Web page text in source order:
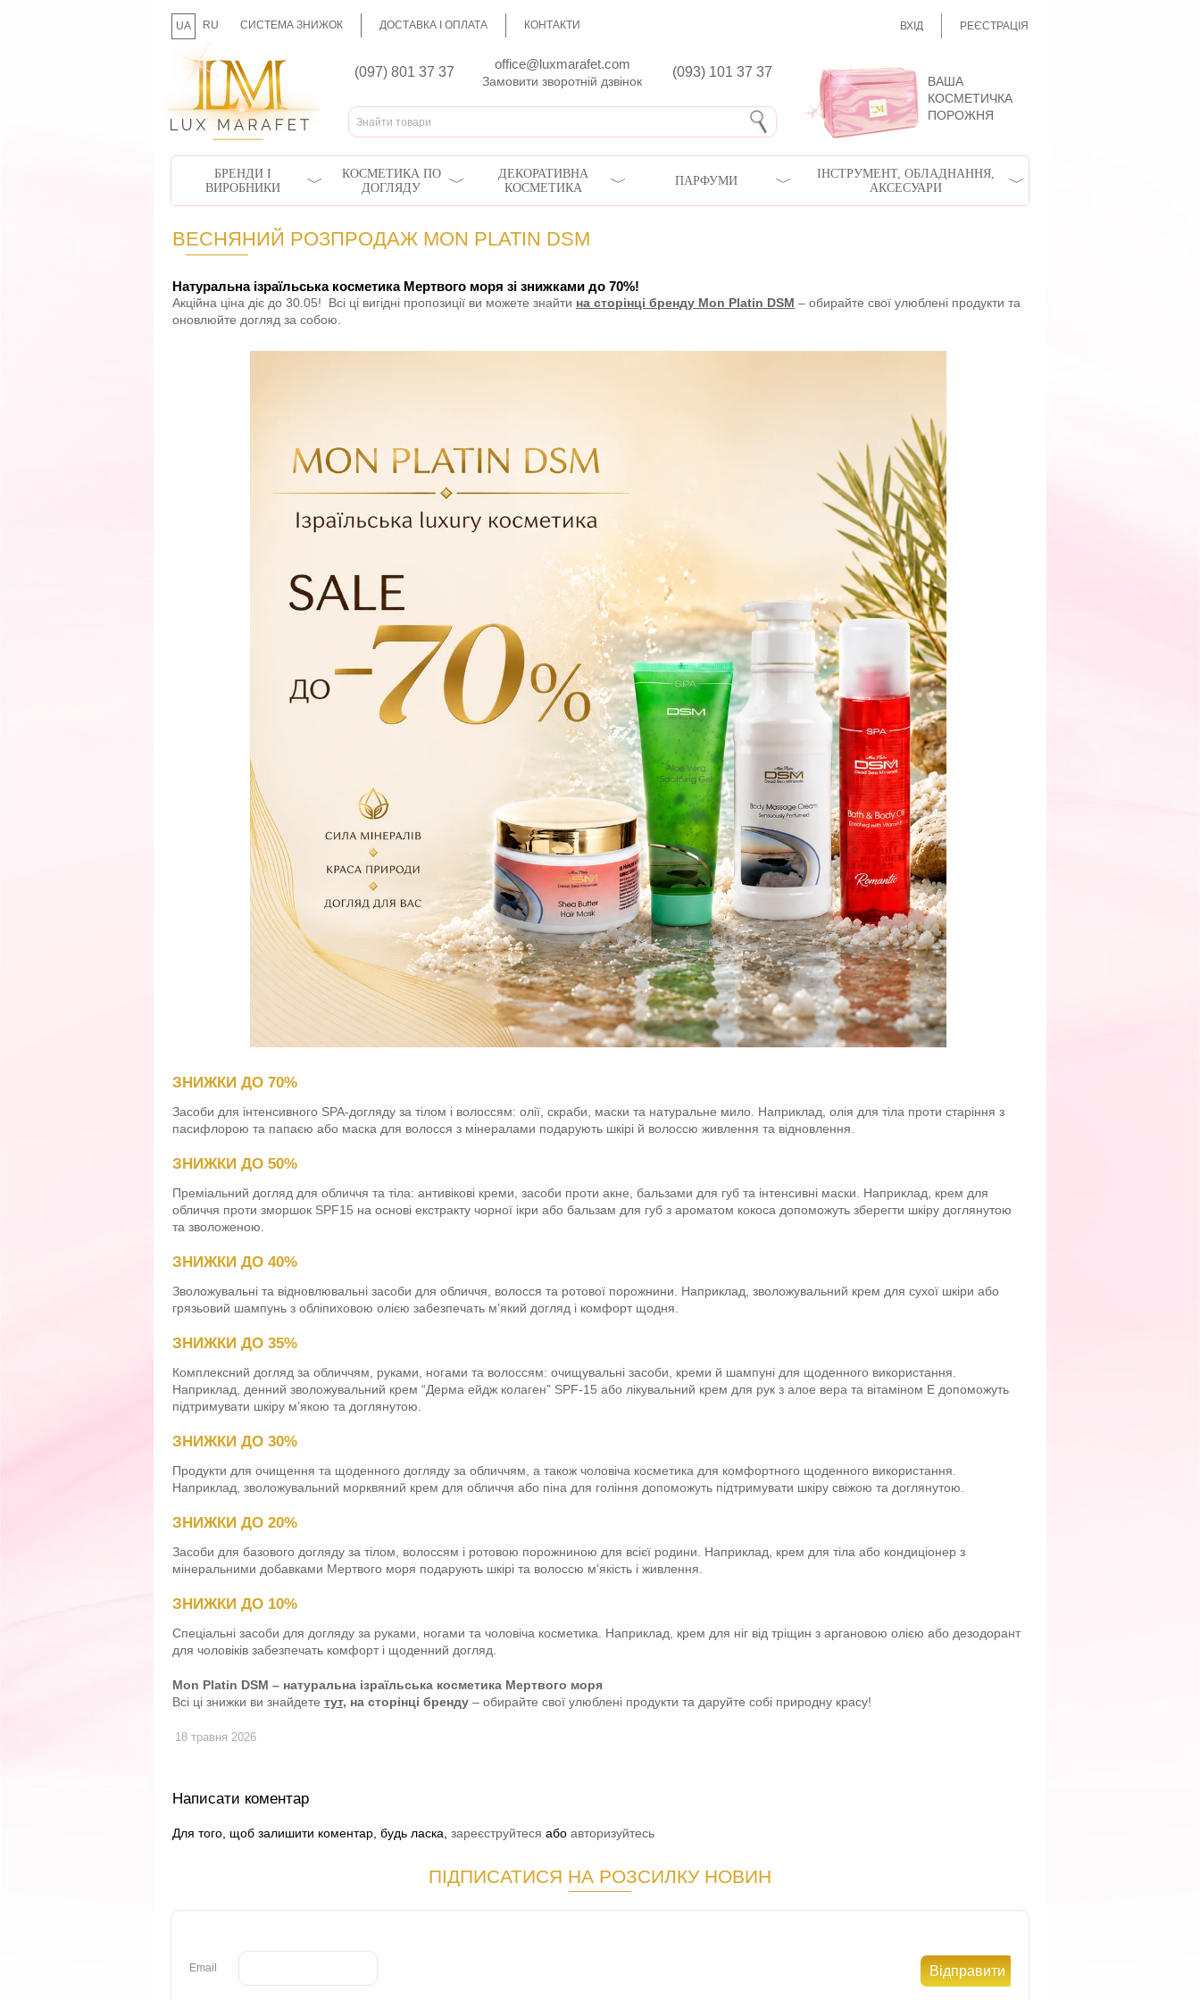
UA RU СИСТЕМА ЗНИЖОК ДОСТАВКА І ОПЛАТА КОНТАКТИ ВХІД РЕЄСТРАЦІЯ
(097) 801 37 37
office@luxmarafet.com
(093) 101 37 37
Замовити зворотній дзвінок
ВАША
КОСМЕТИЧКА
ПОРОЖНЯ
БРЕНДИ І
ВИРОБНИКИ
КОСМЕТИКА ПО
ДОГЛЯДУ
ДЕКОРАТИВНА
КОСМЕТИКА
ПАРФУМИ
ІНСТРУМЕНТ, ОБЛАДНАННЯ,
АКСЕСУАРИ
ВЕСНЯНИЙ РОЗПРОДАЖ MON PLATIN DSM
Натуральна ізраїльська косметика Мертвого моря зі знижками до 70%!
Акційна ціна діє до 30.05! Всі ці вигідні пропозиції ви можете знайти на сторінці бренду Mon Platin DSM – обирайте свої улюблені продукти та
оновлюйте догляд за собою.
ЗНИЖКИ ДО 70%
Засоби для інтенсивного SPA-догляду за тілом і волоссям: олії, скраби, маски та натуральне мило. Наприклад, олія для тіла проти старіння з
пасифлорою та папаєю або маска для волосся з мінералами подарують шкірі й волоссю живлення та відновлення.
ЗНИЖКИ ДО 50%
Преміальний догляд для обличчя та тіла: антивікові креми, засоби проти акне, бальзами для губ та інтенсивні маски. Наприклад, крем для
обличчя проти зморшок SPF15 на основі екстракту чорної ікри або бальзам для губ з ароматом кокоса допоможуть зберегти шкіру доглянутою
та зволоженою.
ЗНИЖКИ ДО 40%
Зволожувальні та відновлювальні засоби для обличчя, волосся та ротової порожнини. Наприклад, зволожувальний крем для сухої шкіри або
грязьовий шампунь з обліпиховою олією забезпечать м’який догляд і комфорт щодня.
ЗНИЖКИ ДО 35%
Комплексний догляд за обличчям, руками, ногами та волоссям: очищувальні засоби, креми й шампуні для щоденного використання.
Наприклад, денний зволожувальний крем “Дерма ейдж колаген” SPF-15 або лікувальний крем для рук з алое вера та вітаміном Е допоможуть
підтримувати шкіру м’якою та доглянутою.
ЗНИЖКИ ДО 30%
Продукти для очищення та щоденного догляду за обличчям, а також чоловіча косметика для комфортного щоденного використання.
Наприклад, зволожувальний морквяний крем для обличчя або піна для гоління допоможуть підтримувати шкіру свіжою та доглянутою.
ЗНИЖКИ ДО 20%
Засоби для базового догляду за тілом, волоссям і ротовою порожниною для всієї родини. Наприклад, крем для тіла або кондиціонер з
мінеральними добавками Мертвого моря подарують шкірі та волоссю м’якість і живлення.
ЗНИЖКИ ДО 10%
Спеціальні засоби для догляду за руками, ногами та чоловіча косметика. Наприклад, крем для ніг від тріщин з аргановою олією або дезодорант
для чоловіків забезпечать комфорт і щоденний догляд.
Mon Platin DSM – натуральна ізраїльська косметика Мертвого моря
Всі ці знижки ви знайдете тут, на сторінці бренду – обирайте свої улюблені продукти та даруйте собі природну красу!
18 травня 2026
Написати коментар
Для того, щоб залишити коментар, будь ласка, зареєструйтеся або авторизуйтесь
ПІДПИСАТИСЯ НА РОЗСИЛКУ НОВИН
Email